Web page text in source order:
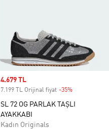
Sale price
4.679 TL
7.199 TL Orijinal fiyat -35%
SL 72 OG PARLAK TAŞLI
AYAKKABI
Kadın Originals